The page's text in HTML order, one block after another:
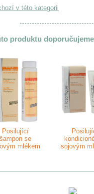
v této kategorii
produktu
Posilující
šampon se
mlékem
sojovým